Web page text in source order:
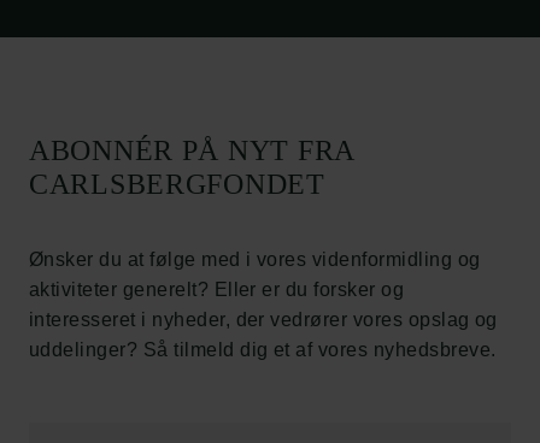
ABONNÉR PÅ NYT FRA
CARLSBERGFONDET
Ønsker du at følge med i vores videnformidling og
aktiviteter generelt? Eller er du forsker og
interesseret i nyheder, der vedrører vores opslag og
uddelinger? Så tilmeld dig et af vores nyhedsbreve.
Carlsbergfondet
Carlsberg Group
Frederiksborg • Nationalhistorisk Museum
Ny Carlsbergfondet
Ny Carlsberg Glyptotek